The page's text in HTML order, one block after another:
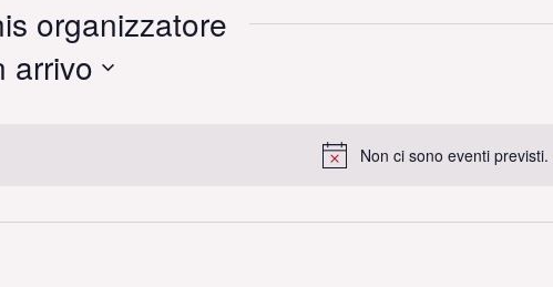
organizzatore
Notice
Non ci sono eventi previsti.
arrivo